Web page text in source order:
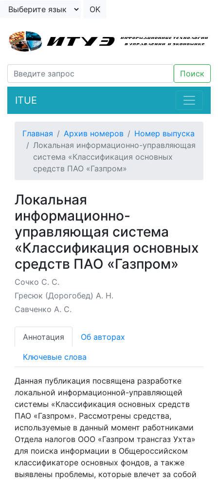
ITUE
Главная Архив номеров
Номер выпуска
Локальная информационно-управляющая
система «Классификация основных
средств ПАО «Газпром»
Локальная
информационно-
управляющая система
«Классификация основных
средств ПАО «Газпром»
Сочко С. С.
Гресюк (Дорогобед) А. Н.
Савченко А. С.
Аннотация Об авторах
Ключевые слова
Данная публикация посвящена разработке
локальной информационной-управляющей
системы «Классификация основных средств
ПАО «Газпром». Рассмотрены средства,
используемые в данный момент работниками
Отдела налогов ООО «Газпром трансгаз Ухта»
для поиска информации в Общероссийском
классификаторе основных фондов, а также
выявлены проблемы, которые влечет за собой